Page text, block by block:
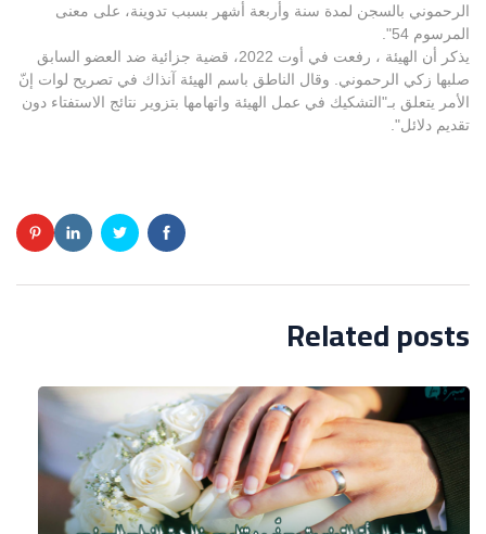
الرحموني بالسجن لمدة سنة وأربعة أشهر بسبب تدوينة، على معنى
المرسوم 54".
يذكر أن الهيئة ، رفعت في أوت 2022، قضية جزائية ضد العضو السابق
صلبها زكي الرحموني. وقال الناطق باسم الهيئة آنذاك في تصريح لوات إنّ
الأمر يتعلق بـ"التشكيك في عمل الهيئة واتهامها بتزوير نتائج الاستفتاء دون
تقديم دلائل".
Related posts